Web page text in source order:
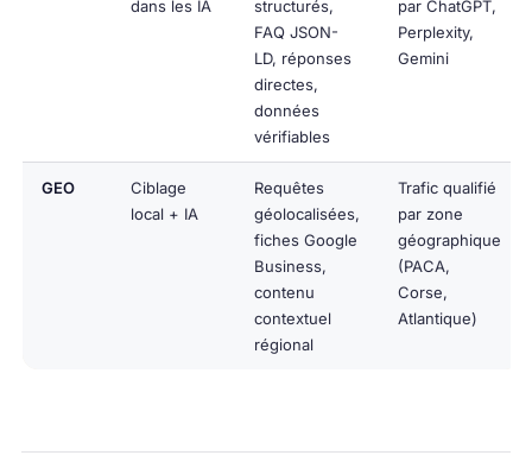
dans les IA
structurés,
FAQ JSON-
LD, réponses
directes,
données
vérifiables
par ChatGPT,
Perplexity,
Gemini
GEO
Ciblage
local + IA
Requêtes
géolocalisées,
fiches Google
Business,
contenu
contextuel
régional
Trafic qualifié
par zone
géographique
(PACA,
Corse,
Atlantique)